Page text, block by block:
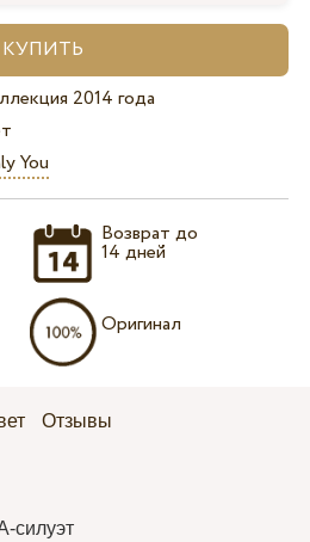
2014 года
You
Возврат до
14 дней
Оригинал
Отзывы
силуэт